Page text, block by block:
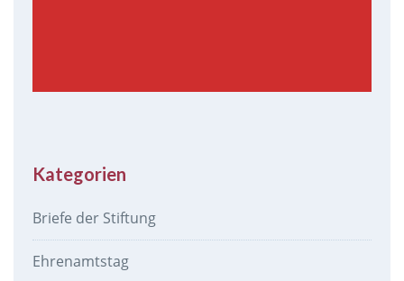
Kategorien
Briefe der Stiftung
Ehrenamtstag